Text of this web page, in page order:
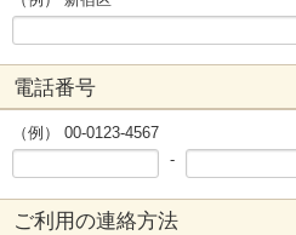
電話番号
（例） 00-0123-4567
-
ご利用の連絡方法